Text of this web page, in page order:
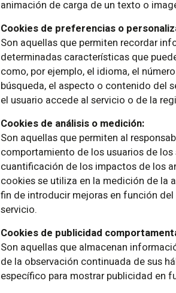
animación de carga de un texto o
Cookies de preferencias o
Son aquellas que permiten recordar
determinadas características que
como, por ejemplo, el idioma, el
búsqueda, el aspecto o contenido del
el usuario accede al servicio o de la
Cookies de análisis o medición:
Son aquellas que permiten al
comportamiento de los usuarios de
cuantificación de los impactos de los
cookies se utiliza en la medición de la
fin de introducir mejoras en función
servicio.
Cookies de publicidad
Son aquellas que almacenan
de la observación continuada de sus
específico para mostrar publicidad en
Suscríbete a nuestro
actividad. Noticias que